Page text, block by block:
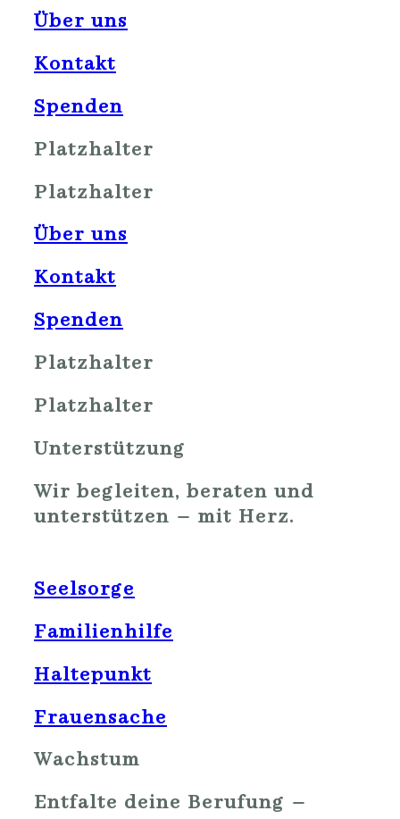
Über uns
Kontakt
Spenden
Platzhalter
Platzhalter
Über uns
Kontakt
Spenden
Platzhalter
Platzhalter
Unterstützung
Wir begleiten, beraten und
unterstützen – mit Herz.
Seelsorge
Familienhilfe
Haltepunkt
Frauensache
Wachstum
Entfalte deine Berufung –